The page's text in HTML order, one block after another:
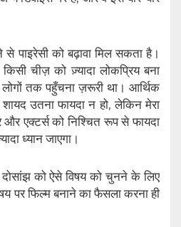
पाइरेसी को बढ़ावा मिल सकता है।
चीज़ को ज़्यादा लोकप्रिय बना
तक पहुँचना ज़रूरी था। आर्थिक
उतना फायदा न हो, लेकिन मेरा
एक्टर्स को निश्चित रूप से फायदा
ध्यान जाएगा।
को ऐसे विषय को चुनने के लिए
पर फिल्म बनाने का फैसला करना ही